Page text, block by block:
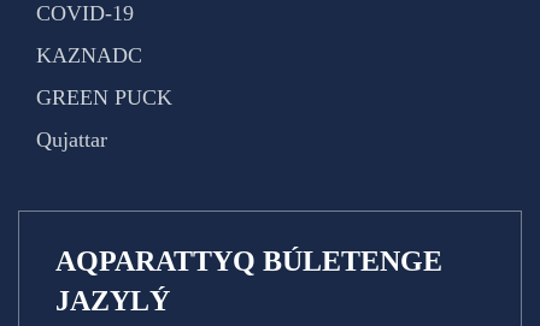
COVID-19
KAZNADC
GREEN PUCK
Qujattar
AQPARATTYQ BÚLETENGE
JAZYLÝ